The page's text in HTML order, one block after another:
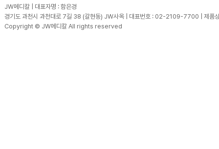
JW메디칼 | 대표자명 : 함은경
경기도 과천시 과천대로 7길 38 (갈현동) JW사옥 | 대표번호 : 02-2109-7700 | 제
Copyright © JW메디칼 All rights reserved